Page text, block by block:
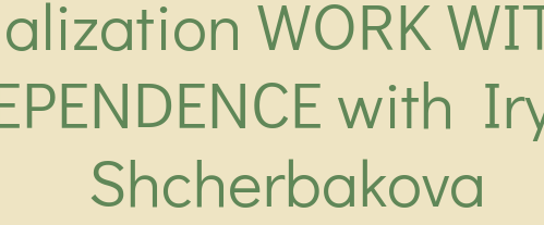
WORK
with
Shcherbakova